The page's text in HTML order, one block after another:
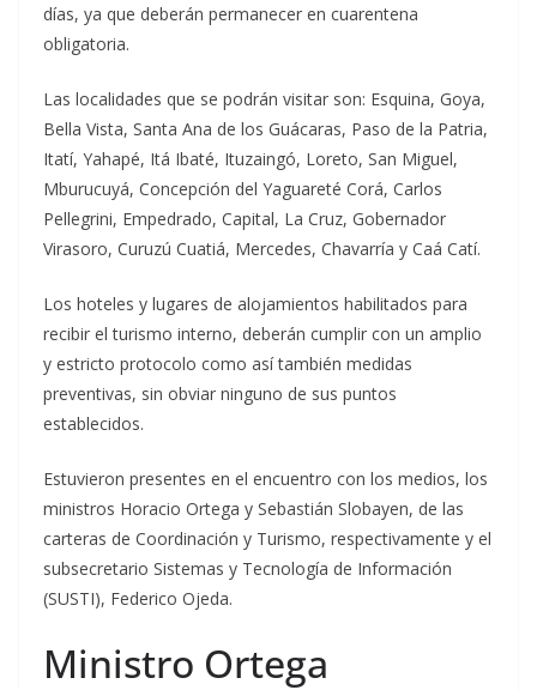
días, ya que deberán permanecer en cuarentena
obligatoria.
Las localidades que se podrán visitar son: Esquina, Goya,
Bella Vista, Santa Ana de los Guácaras, Paso de la Patria,
Itatí, Yahapé, Itá Ibaté, Ituzaingó, Loreto, San Miguel,
Mburucuyá, Concepción del Yaguareté Corá, Carlos
Pellegrini, Empedrado, Capital, La Cruz, Gobernador
Virasoro, Curuzú Cuatiá, Mercedes, Chavarría y Caá Catí.
Los hoteles y lugares de alojamientos habilitados para
recibir el turismo interno, deberán cumplir con un amplio
y estricto protocolo como así también medidas
preventivas, sin obviar ninguno de sus puntos
establecidos.
Estuvieron presentes en el encuentro con los medios, los
ministros Horacio Ortega y Sebastián Slobayen, de las
carteras de Coordinación y Turismo, respectivamente y el
subsecretario Sistemas y Tecnología de Información
(SUSTI), Federico Ojeda.
Ministro Ortega